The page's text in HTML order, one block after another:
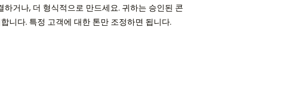
하거나, 더 형식적으로 만드세요. 귀하는 승인된 콘
니다. 특정 고객에 대한 톤만 조정하면 됩니다.